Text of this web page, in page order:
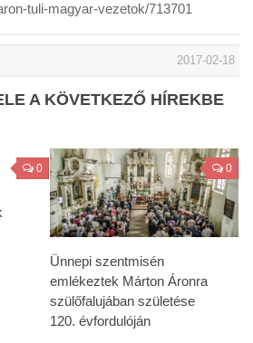
tuli-magyar-vezetok/713701
2017-02-18
A KÖVETKEZŐ HÍREKBE
0 0
Ünnepi szentmisén
emlékeztek Márton Áronra
szülőfalujában születése
120. évfordulóján